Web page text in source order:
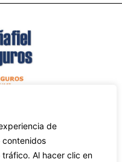
de
contenidos
Al hacer clic en
de Seguros